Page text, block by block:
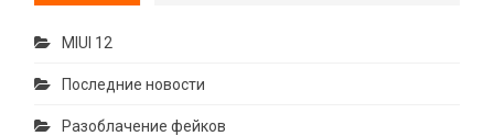
MIUI 12
Последние новости
Разоблачение фейков